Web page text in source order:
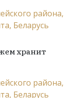
хранит